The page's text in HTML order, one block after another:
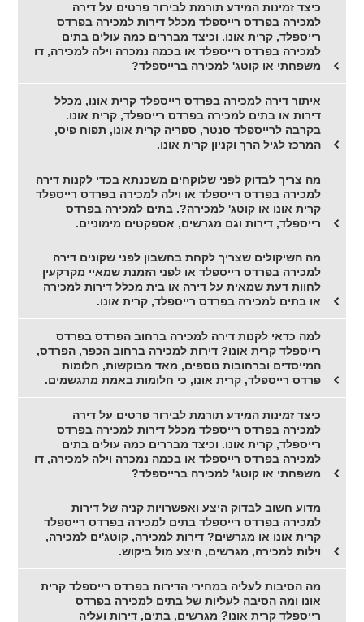
כיצד זמינות המידע תורמת לבירור פרטים על דירה
למכירה בפרדס רייספלד מכלל דירות למכירה בפרדס
רייספלד, קרית אונו. וכיצד מבררים כמה עולים בתים
למכירה בפרדס רייספלד או בכמה נמכרה וילה למכירה, דו
משפחתי או קוטג' למכירה ברייספלד?
איתור דירה למכירה בפרדס רייספלד קרית אונו, מכלל
דירות או בתים למכירה בפרדס רייספלד, קרית אונו.
בקרבה לרייספלד סנטר, ספריה קרית אונו, תפוח פיס,
המרכז לגיל הרך וקניון קרית אונו.
מה צריך לבדוק לפני שלוקחים משכנתא בכדי לקנות דירה
למכירה בפרדס רייספלד או וילה למכירה בפרדס רייספלד
קרית אונו או קוטג' למכירה?. בתים למכירה בפרדס
רייספלד, דירות וגם מגרשים, אספקטים מימוניים.
מה השיקולים שצריך לקחת בחשבון לפני שקונים דירה
למכירה בפרדס רייספלד או לפני הזמנת שמאיי מקרקעין
לחוות דעת שמאית על דירה או בית מכלל דירות למכירה
או בתים למכירה בפרדס רייספלד, קרית אונו.
למה כדאי לקנות דירה למכירה ברחוב הפרדס בפרדס
רייספלד קרית אונו? דירות למכירה ברחוב הכפר, הפרדס,
המייסדים וברחובות נוספים, מאד מבוקשות, חלומות
פרדס רייספלד, קרית אונו, כי חלומות באמת מתגשמים.
כיצד זמינות המידע תורמת לבירור פרטים על דירה
למכירה בפרדס רייספלד מכלל דירות למכירה בפרדס
רייספלד, קרית אונו. וכיצד מבררים כמה עולים בתים
למכירה בפרדס רייספלד או בכמה נמכרה וילה למכירה, דו
משפחתי או קוטג' למכירה ברייספלד?
מדוע חשוב לבדוק היצע ואפשרויות קניה של דירות
למכירה בפרדס רייספלד בתים למכירה בפרדס רייספלד
קרית אונו או מגרשים? דירות למכירה, קוטג'ים למכירה,
וילות למכירה, מגרשים, היצע מול ביקוש.
מה הסיבות לעליה במחירי הדירות בפרדס רייספלד קרית
אונו ומה הסיבה לעליות של בתים למכירה בפרדס
רייספלד קרית אונו? מגרשים, בתים, דירות ועליה